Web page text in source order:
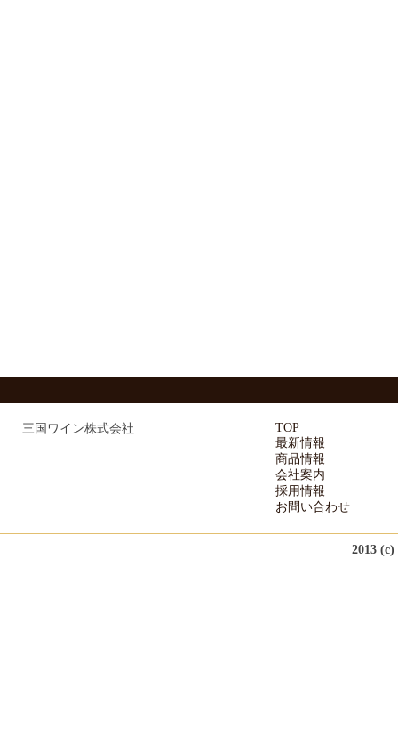
三国ワイン株式会社
TOP
最新情報
商品情報
会社案内
採用情報
お問い合わせ
2013